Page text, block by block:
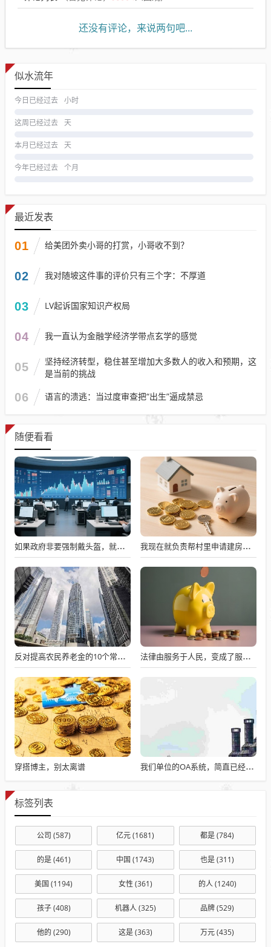
还没有评论，来说两句吧...
似水流年
今日已经过去 小时
这周已经过去 天
本月已经过去 天
今年已经过去 个月
最近发表
01 给美团外卖小哥的打赏，小哥收不到？
02 我对随坡这件事的评价只有三个字：不厚道
03 LV起诉国家知识产权局
04 我一直认为金融学经济学带点玄学的感觉
05
坚持经济转型，稳住甚至增加大多数人的收入和预期，这
是当前的挑战
06 语言的溃逃：当过度审查把“出生”逼成禁忌
随便看看
如果政府非要强制戴头盔，就得先让电动自行车有个放头盔的地方 我现在就负责帮村里申请建房的工作，现在村里不是盖不起，是没地没指标！
反对提高农民养老金的10个常见借口——别再用套话敷衍 法律由服务于人民，变成了服务于法学届
穿搭博主，别太离谱 我们单位的OA系统，简直已经成了累赘
标签列表
公司 (587) 亿元(1681) 都是(784)
的是(461) 中国 (1743) 也是(311)
美国 (1194) 女性 (361) 的人(1240)
孩子(408) 机器人(325) 品牌(529)
他的 (290) 这是(363) 万元(435)